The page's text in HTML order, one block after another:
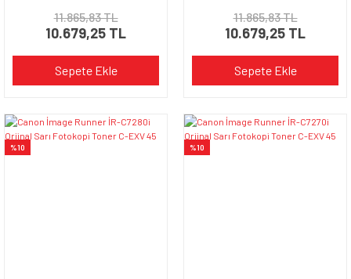
11.865,83 TL
10.679,25 TL
Sepete Ekle
11.865,83 TL
10.679,25 TL
Sepete Ekle
%10 %10